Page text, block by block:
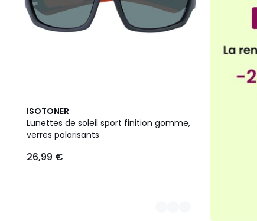
ISOTONER
Lunettes de soleil sport finition gomme,
verres polarisants
26,99 €
2
Couleurs